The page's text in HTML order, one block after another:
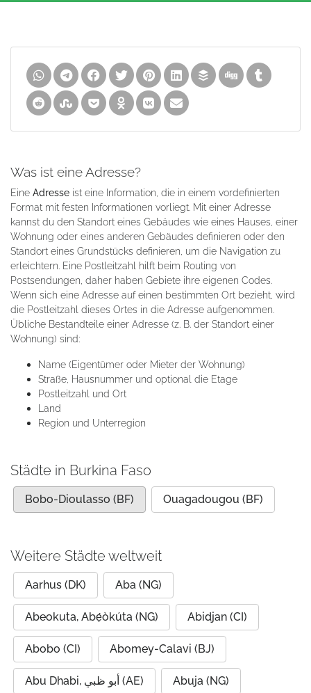
Was ist eine Adresse?
Eine Adresse ist eine Information, die in einem vordefinierten
Format mit festen Informationen vorliegt. Mit einer Adresse
kannst du den Standort eines Gebäudes wie eines Hauses, einer
Wohnung oder eines anderen Gebäudes definieren oder den
Standort eines Grundstücks definieren, um die Navigation zu
erleichtern. Eine Postleitzahl hilft beim Routing von
Postsendungen, daher haben Gebiete ihre eigenen Codes.
Wenn sich eine Adresse auf einen bestimmten Ort bezieht, wird
die Postleitzahl dieses Ortes in die Adresse aufgenommen.
Übliche Bestandteile einer Adresse (z. B. der Standort einer
Wohnung) sind:
Name (Eigentümer oder Mieter der Wohnung)
Straße, Hausnummer und optional die Etage
Postleitzahl und Ort
Land
Region und Unterregion
Städte in Burkina Faso
Bobo-Dioulasso (BF) Ouagadougou (BF)
Weitere Städte weltweit
Aarhus (DK) Aba (NG)
Abeokuta, Abẹ́òkúta (NG) Abidjan (CI)
Abobo (CI) Abomey-Calavi (BJ)
Abu Dhabi, أبو ظبي (AE) Abuja (NG)